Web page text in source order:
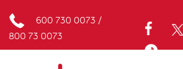
600 730 0073 /
800 73 0073